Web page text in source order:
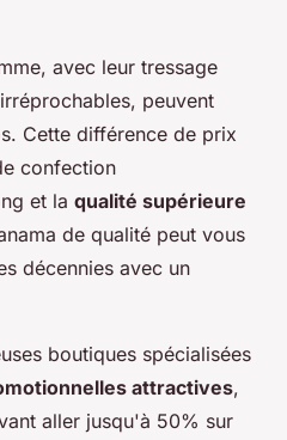
avec leur tressage
peuvent
Cette différence de prix
confection
et la qualité supérieure
de qualité peut vous
décennies avec un
boutiques spécialisées
attractives,
aller jusqu'à 50% sur